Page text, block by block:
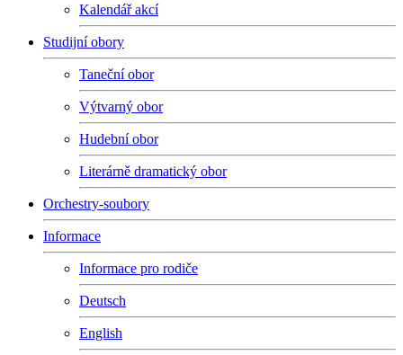
Kalendář akcí
Studijní obory
Taneční obor
Výtvarný obor
Hudební obor
Literárně dramatický obor
Orchestry-soubory
Informace
Informace pro rodiče
Deutsch
English